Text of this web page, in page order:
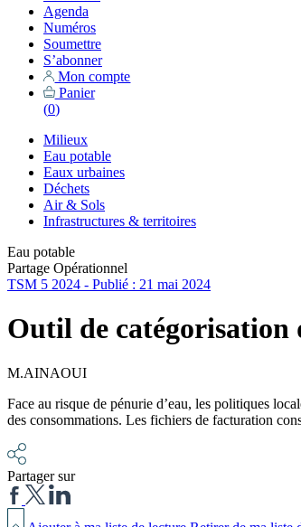
Agenda
Numéros
Soumettre
S’abonner
Mon compte
Panier
(0)
Milieux
Eau potable
Eaux urbaines
Déchets
Air & Sols
Infrastructures & territoires
Eau potable
Partage Opérationnel
TSM 5 2024 - Publié : 21 mai 2024
Outil de catégorisation
M.AINAOUI
Face au risque de pénurie d’eau, les politiques
des consommations. Les fichiers de facturation
Partager sur